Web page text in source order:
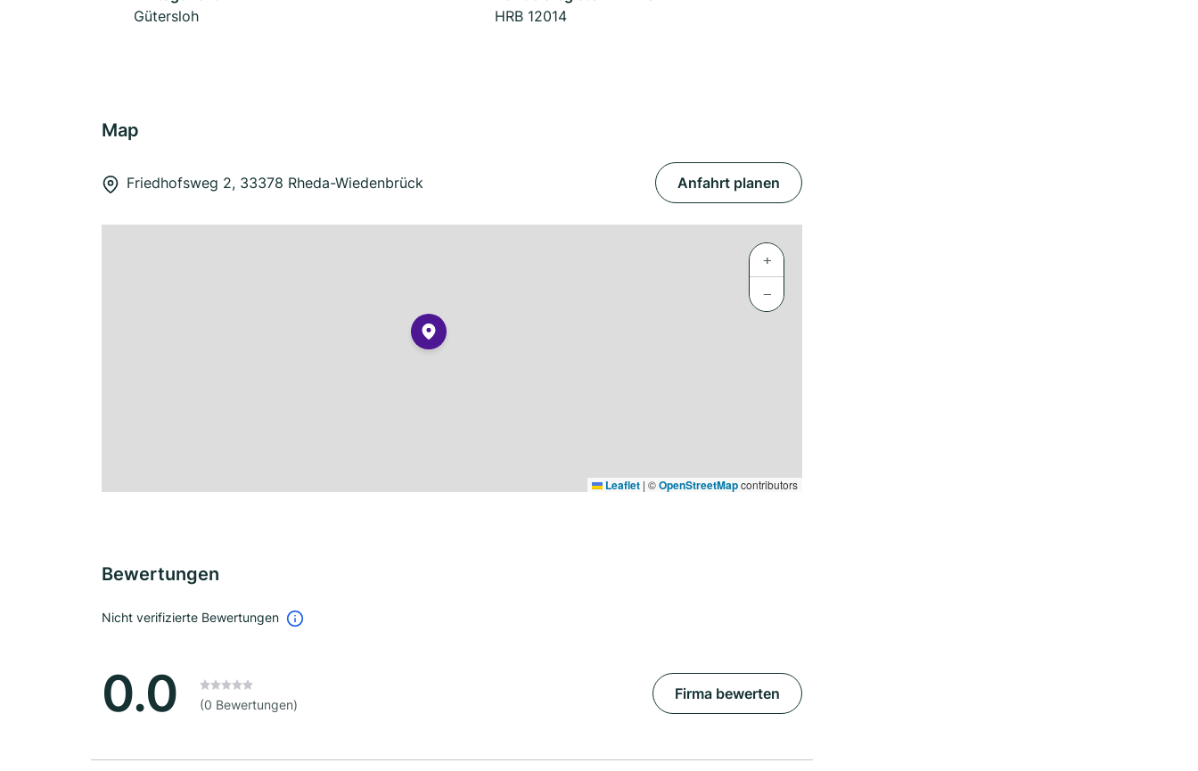
Gütersloh
HRB 12014
Map
Friedhofsweg 2, 33378 Rheda-Wiedenbrück Anfahrt planen
+
−
Leaflet | ©OpenStreetMapcontributors
Bewertungen
Nicht verifizierte Bewertungen
0.0 (0 Bewertungen)
Firma bewerten